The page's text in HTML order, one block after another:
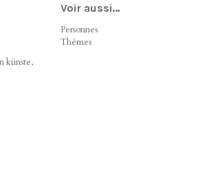
künste,
Voir aussi…
Personnes
Thèmes